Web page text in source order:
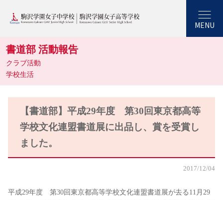
MENU
書道部 活動報告
クラブ活動
学校生活
【書道部】平成29年度 第30回東京都高等
学校文化連盟書道展に出品し、賞を受賞し
ました。
2017/12/04
平成29年度 第30回東京都高等学校文化連盟書道展が去る11月29